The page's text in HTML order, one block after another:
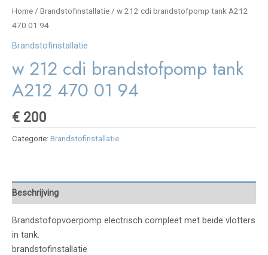
Home / Brandstofinstallatie / w 212 cdi brandstofpomp tank A212
470 01 94
Brandstofinstallatie
w 212 cdi brandstofpomp tank
A212 470 01 94
€ 200
Categorie: Brandstofinstallatie
Beschrijving
Brandstofopvoerpomp electrisch compleet met beide vlotters
in tank.
brandstofinstallatie